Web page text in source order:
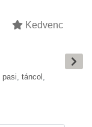
Kedvenc
pasi, táncol ,